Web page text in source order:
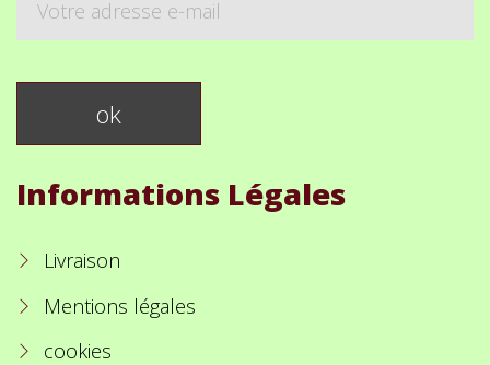
Informations Légales
Livraison
Mentions légales
cookies